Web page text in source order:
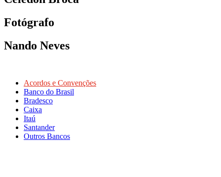
Fotógrafo
Nando Neves
Acordos e Convenções
Banco do Brasil
Bradesco
Caixa
Itaú
Santander
Outros Bancos